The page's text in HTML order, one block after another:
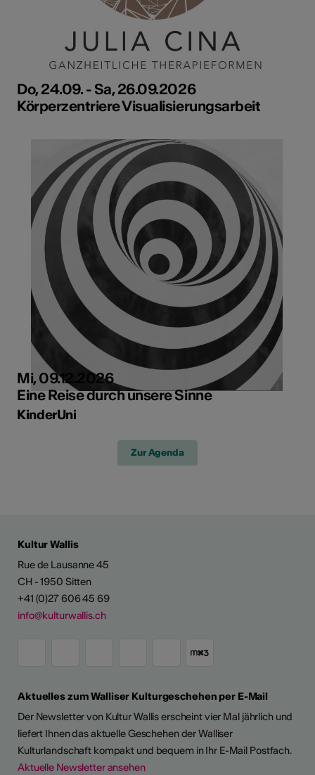
Do, 24.09. - Sa, 26.09.2026
Körperzentriere Visualisierungsarbeit
Mi, 09.12.2026
Eine Reise durch unsere Sinne
KinderUni
Zur Agenda
Kultur Wallis
Rue de Lausanne 45
CH - 1950 Sitten
+41 (0)27 606 45 69
info@kulturwallis.ch
Aktuelles zum Walliser Kulturgeschehen per E-Mail
Der Newsletter von Kultur Wallis erscheint vier Mal jährlich und
liefert Ihnen das aktuelle Geschehen der Walliser
Kulturlandschaft kompakt und bequem in Ihr E-Mail Postfach.
Aktuelle Newsletter ansehen